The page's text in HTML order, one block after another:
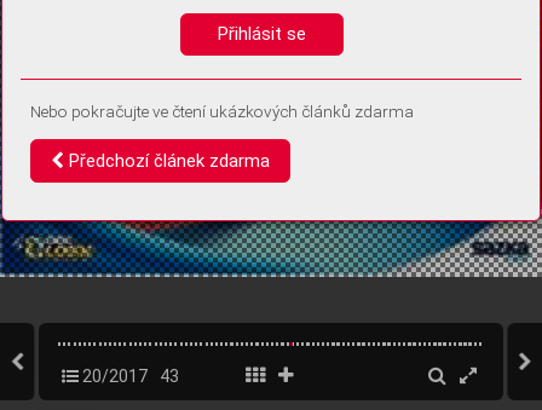
20/2017 43
Přihlásit se
Nebo pokračujte ve čtení ukázkových článků zdarma
Předchozí článek zdarma